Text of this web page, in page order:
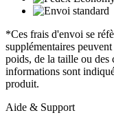
*Ces frais d'envoi se
supplémentaires
poids, de la taille ou des
informations sont
produit.
Aide & Support